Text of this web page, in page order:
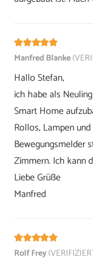
Bewertet mit 5
Manfred Blanke
Hallo Stefan,
ich habe als
Smart Home
Rollos, Lampen
Bewegungsmelder
Zimmern. Ich kann
Liebe Grüße
Manfred
Bewertet mit5
Rolf Frey